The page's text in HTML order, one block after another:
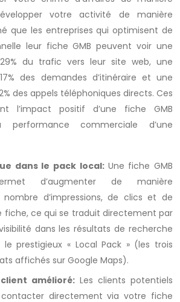
votre activité de manière
que les entreprises qui optimisent de
leur fiche GMB peuvent voir une
du trafic vers leur site web, une
des demandes d’itinéraire et une
des appels téléphoniques directs. Ces
l’impact positif d’une fiche GMB
commerciale d’une
dans le pack local: Une fiche GMB
d’augmenter de manière
d’impressions, de clics et de
fiche, ce qui se traduit directement par
dans les résultats de recherche
prestigieux « Local Pack » (les trois
affichés sur Google Maps).
amélioré: Les clients potentiels
directement via votre fiche